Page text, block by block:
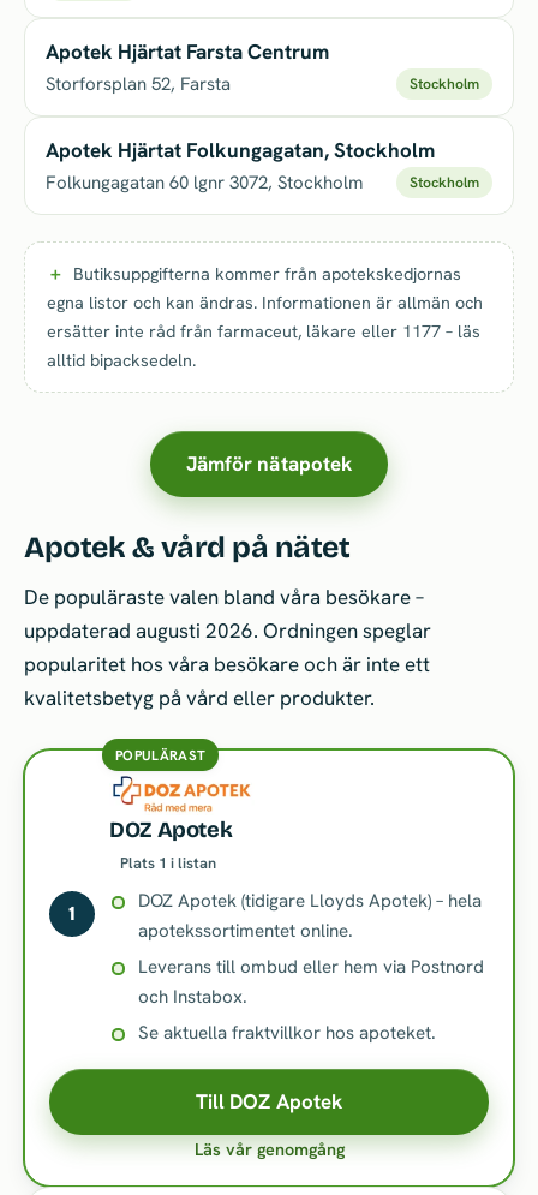
Apotek Hjärtat Farsta Centrum
Storforsplan 52, Farsta Stockholm
Apotek Hjärtat Folkungagatan, Stockholm
Folkungagatan 60 lgnr 3072, Stockholm Stockholm
Butiksuppgifterna kommer från apotekskedjornas
egna listor och kan ändras. Informationen är allmän och
ersätter inte råd från farmaceut, läkare eller 1177 – läs
alltid bipacksedeln.
Jämför nätapotek
Apotek & vård på nätet
De populäraste valen bland våra besökare –
uppdaterad augusti 2026. Ordningen speglar
popularitet hos våra besökare och är inte ett
kvalitetsbetyg på vård eller produkter.
POPULÄRAST
1
DOZ Apotek
Plats 1 i listan
DOZ Apotek (tidigare Lloyds Apotek) – hela
apotekssortimentet online.
Leverans till ombud eller hem via Postnord
och Instabox.
Se aktuella fraktvillkor hos apoteket.
Till DOZ Apotek
Läs vår genomgång